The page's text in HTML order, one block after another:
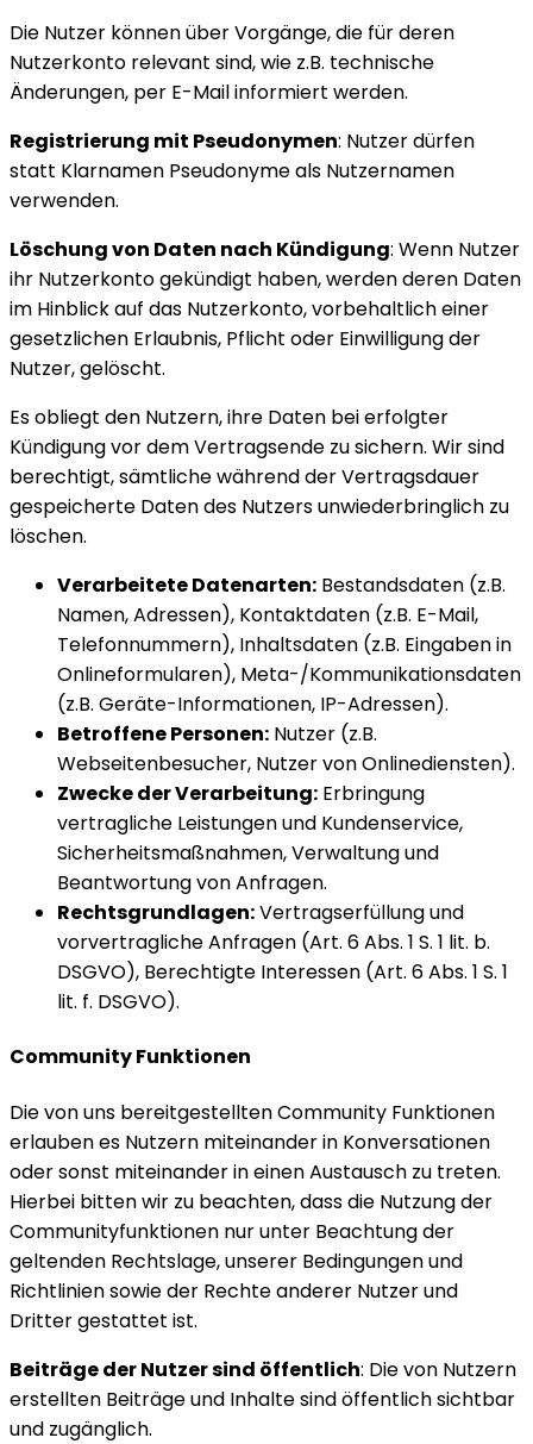
Die Nutzer können über Vorgänge, die für deren
Nutzerkonto relevant sind, wie z.B. technische
Änderungen, per E-Mail informiert werden.
Registrierung mit Pseudonymen: Nutzer dürfen
statt Klarnamen Pseudonyme als Nutzernamen
verwenden.
Löschung von Daten nach Kündigung: Wenn Nutzer
ihr Nutzerkonto gekündigt haben, werden deren Daten
im Hinblick auf das Nutzerkonto, vorbehaltlich einer
gesetzlichen Erlaubnis, Pflicht oder Einwilligung der
Nutzer, gelöscht.
Es obliegt den Nutzern, ihre Daten bei erfolgter
Kündigung vor dem Vertragsende zu sichern. Wir sind
berechtigt, sämtliche während der Vertragsdauer
gespeicherte Daten des Nutzers unwiederbringlich zu
löschen.
Verarbeitete Datenarten: Bestandsdaten (z.B.
Namen, Adressen), Kontaktdaten (z.B. E-Mail,
Telefonnummern), Inhaltsdaten (z.B. Eingaben in
Onlineformularen), Meta-/Kommunikationsdaten
(z.B. Geräte-Informationen, IP-Adressen).
Betroffene Personen: Nutzer (z.B.
Webseitenbesucher, Nutzer von Onlinediensten).
Zwecke der Verarbeitung: Erbringung
vertragliche Leistungen und Kundenservice,
Sicherheitsmaßnahmen, Verwaltung und
Beantwortung von Anfragen.
Rechtsgrundlagen:Vertragserfüllung und
vorvertragliche Anfragen (Art. 6 Abs. 1 S. 1 lit. b.
DSGVO), Berechtigte Interessen (Art. 6 Abs. 1 S. 1
lit. f. DSGVO).
Community Funktionen
Die von uns bereitgestellten Community Funktionen
erlauben es Nutzern miteinander in Konversationen
oder sonst miteinander in einen Austausch zu treten.
Hierbei bitten wir zu beachten, dass die Nutzung der
Communityfunktionen nur unter Beachtung der
geltenden Rechtslage, unserer Bedingungen und
Richtlinien sowie der Rechte anderer Nutzer und
Dritter gestattet ist.
Beiträge der Nutzer sind öffentlich: Die von Nutzern
erstellten Beiträge und Inhalte sind öffentlich sichtbar
und zugänglich.